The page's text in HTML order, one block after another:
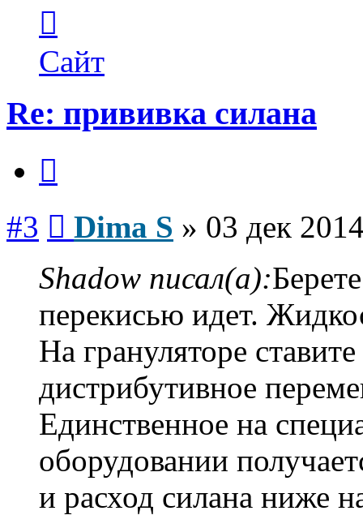
пользователя
Dima
S
Сайт
Re: прививка силана
#3 Dima S » 03 дек
Shadow писал(а):
перекисью идет.
На грануляторе
дистрибутивное
Единственное на
оборудовании
и расход силана ниже